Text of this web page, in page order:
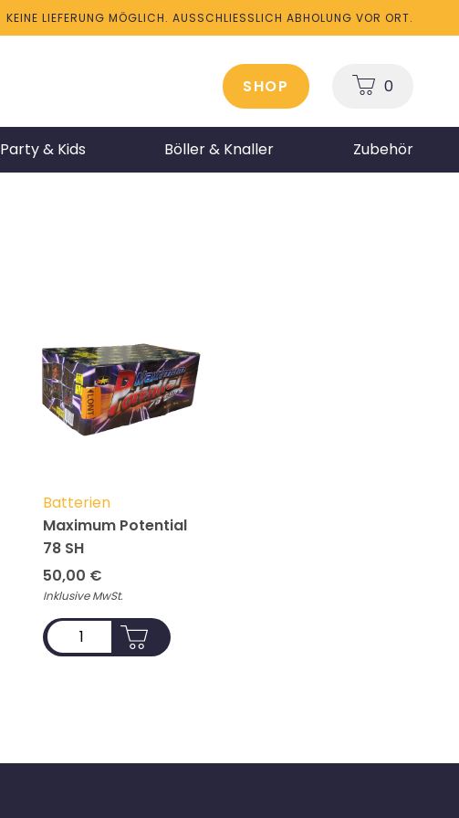
KEINE LIEFERUNG MÖGLICH. AUSSCHLIESSLICH ABHOLUNG VOR ORT.
SHOP 0
Party & Kids Böller & Knaller Zubehör
Batterien
Maximum Potential
78 SH
50,00 €
Inklusive MwSt.